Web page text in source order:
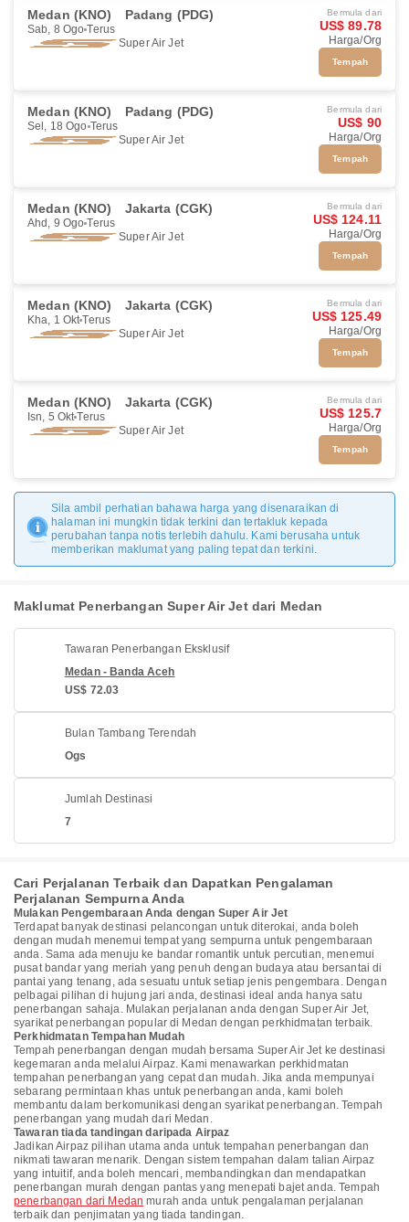
Medan (KNO) Padang (PDG)
Sab, 8 Ogo Terus
Super Air Jet
Bermula dari
US$ 89.78
Harga/Org
Tempah
Medan (KNO) Padang (PDG)
Sel, 18 Ogo Terus
Super Air Jet
Bermula dari
US$ 90
Harga/Org
Tempah
Medan (KNO) Jakarta (CGK)
Ahd, 9 Ogo Terus
Super Air Jet
Bermula dari
US$ 124.11
Harga/Org
Tempah
Medan (KNO) Jakarta (CGK)
Kha, 1 Okt Terus
Super Air Jet
Bermula dari
US$ 125.49
Harga/Org
Tempah
Medan (KNO) Jakarta (CGK)
Isn, 5 Okt Terus
Super Air Jet
Bermula dari
US$ 125.7
Harga/Org
Tempah
Sila ambil perhatian bahawa harga yang disenaraikan di
halaman ini mungkin tidak terkini dan tertakluk kepada
perubahan tanpa notis terlebih dahulu. Kami berusaha untuk
memberikan maklumat yang paling tepat dan terkini.
Maklumat Penerbangan Super Air Jet dari Medan
Tawaran Penerbangan Eksklusif
Medan - Banda Aceh
US$ 72.03
Bulan Tambang Terendah
Ogs
Jumlah Destinasi
7
Cari Perjalanan Terbaik dan Dapatkan Pengalaman
Perjalanan Sempurna Anda
Mulakan Pengembaraan Anda dengan Super Air Jet
Terdapat banyak destinasi pelancongan untuk diterokai, anda boleh
dengan mudah menemui tempat yang sempurna untuk pengembaraan
anda. Sama ada menuju ke bandar romantik untuk percutian, menemui
pusat bandar yang meriah yang penuh dengan budaya atau bersantai di
pantai yang tenang, ada sesuatu untuk setiap jenis pengembara. Dengan
pelbagai pilihan di hujung jari anda, destinasi ideal anda hanya satu
penerbangan sahaja. Mulakan perjalanan anda dengan Super Air Jet,
syarikat penerbangan popular di Medan dengan perkhidmatan terbaik.
Perkhidmatan Tempahan Mudah
Tempah penerbangan dengan mudah bersama Super Air Jet ke destinasi
kegemaran anda melalui Airpaz. Kami menawarkan perkhidmatan
tempahan penerbangan yang cepat dan mudah. Jika anda mempunyai
sebarang permintaan khas untuk penerbangan anda, kami boleh
membantu dalam berkomunikasi dengan syarikat penerbangan. Tempah
penerbangan yang mudah dari Medan.
Tawaran tiada tandingan daripada Airpaz
Jadikan Airpaz pilihan utama anda untuk tempahan penerbangan dan
nikmati tawaran menarik. Dengan sistem tempahan dalam talian Airpaz
yang intuitif, anda boleh mencari, membandingkan dan mendapatkan
penerbangan murah dengan pantas yang menepati bajet anda. Tempah
penerbangan dari Medan murah anda untuk pengalaman perjalanan
terbaik dan penjimatan yang tiada tandingan.